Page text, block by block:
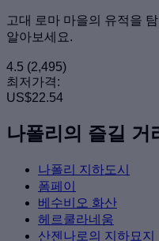
고대 로마 마을의 유적을
알아보세요.
4.5 (2,495)
최저가격:
US$22.54
나폴리의 즐길 거
나폴리 지하도시
폼페이
베수비오 화산
헤르쿨라네움
산젠나로의 지하묘지